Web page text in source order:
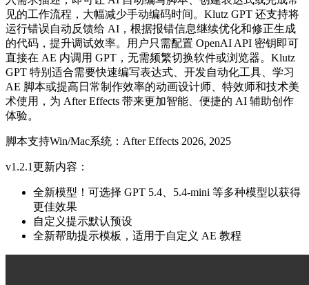
见的工作流程，大幅减少手动编码时间。Klutz GPT 还支持将
运行错误自动反馈给 AI，根据报错信息继续优化和修正生成
的代码，提升调试效率。用户只需配置 OpenAI API 密钥即可
直接在 AE 内调用 GPT，无需频繁切换软件或浏览器。Klutz
GPT 特别适合需要快速编写表达式、开发自动化工具、学习
AE 脚本或提高日常制作效率的动画设计师、特效师和技术美
术使用，为 After Effects 带来更加智能、便捷的 AI 辅助创作
体验。
脚本支持Win/Mac系统：After Effects 2026, 2025
v1.2.1更新内容：
全新模型！可选择 GPT 5.4、5.4-mini 等多种模型以获得
更佳效果
自定义提示默认预设
全新帮助提示模板，适用于自定义 AE 教程